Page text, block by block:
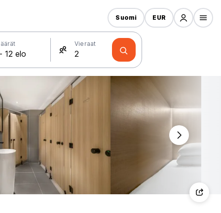
Vieraat
Suomi EUR